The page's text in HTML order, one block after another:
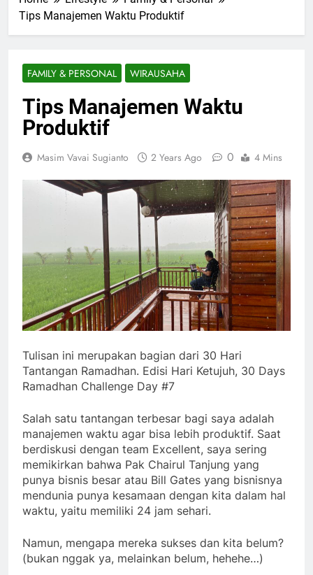
Tips Manajemen Waktu Produktif
FAMILY & PERSONAL WIRAUSAHA
Tips Manajemen Waktu
Produktif
Masim Vavai Sugianto 2 Years Ago 0 4 Mins
Tulisan ini merupakan bagian dari 30 Hari
Tantangan Ramadhan. Edisi Hari Ketujuh, 30 Days
Ramadhan Challenge Day #7
Salah satu tantangan terbesar bagi saya adalah
manajemen waktu agar bisa lebih produktif. Saat
berdiskusi dengan team Excellent, saya sering
memikirkan bahwa Pak Chairul Tanjung yang
punya bisnis besar atau Bill Gates yang bisnisnya
mendunia punya kesamaan dengan kita dalam hal
waktu, yaitu memiliki 24 jam sehari.
Namun, mengapa mereka sukses dan kita belum?
(bukan nggak ya, melainkan belum, hehehe…)